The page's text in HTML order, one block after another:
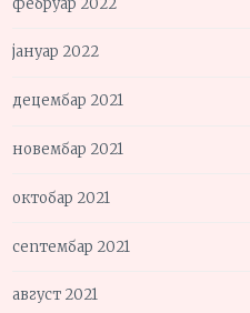
јануар 2022
децембар 2021
новембар 2021
октобар 2021
септембар 2021
август 2021